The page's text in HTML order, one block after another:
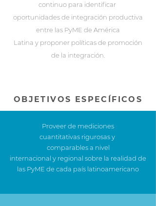
continuo para identificar
oportunidades de integración productiva
entre las PyME de América
Latina y proponer políticas de promoción
de la integración.
OBJETIVOS ESPECÍFICOS
Proveer de mediciones
cuantitativas rigurosas y
comparables a nivel
internacional y regional sobre la realidad de
las PyME de cada país latinoamericano